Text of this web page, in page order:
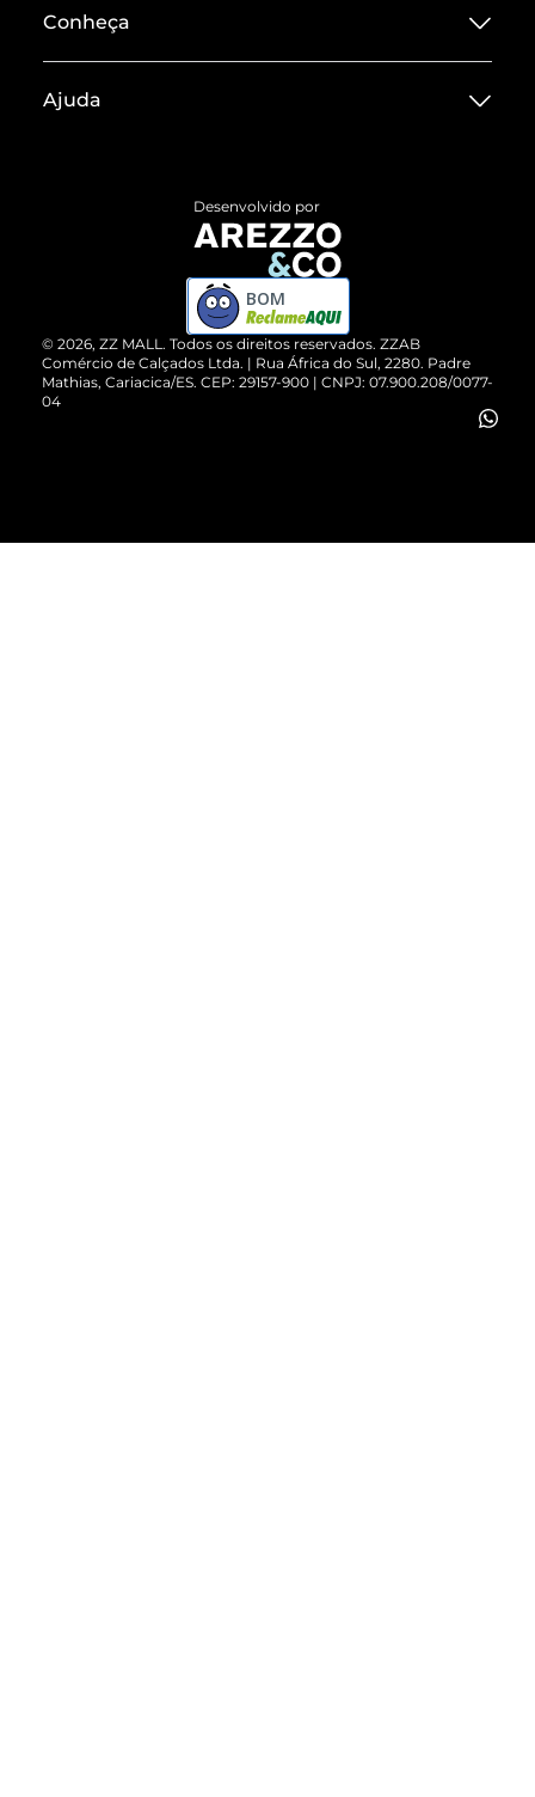
Conheça
Termos de Uso
ZZ MALL é confiável
Cartão Presente
Vendas Corporativas
Ajuda
Devolução do Produto
Compre pelo WhatsApp
© 2026, ZZ MALL. Todos os direitos reservados. ZZAB
Comércio de Calçados Ltda. | Rua África do Sul, 2280. Padre
Mathias, Cariacica/ES. CEP: 29157-900 | CNPJ: 07.900.208/0077-
04
Desenvolvido por
BOM